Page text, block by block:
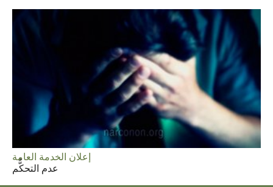
إعلان الخدمة العامة
عدم التحكُّم